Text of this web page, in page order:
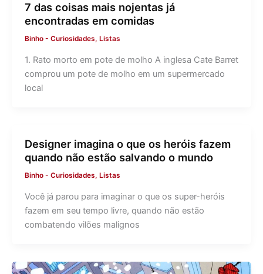
7 das coisas mais nojentas já
encontradas em comidas
Binho - Curiosidades, Listas
1. Rato morto em pote de molho A inglesa Cate Barret
comprou um pote de molho em um supermercado
local
Designer imagina o que os heróis fazem
quando não estão salvando o mundo
Binho - Curiosidades, Listas
Você já parou para imaginar o que os super-heróis
fazem em seu tempo livre, quando não estão
combatendo vilões malignos